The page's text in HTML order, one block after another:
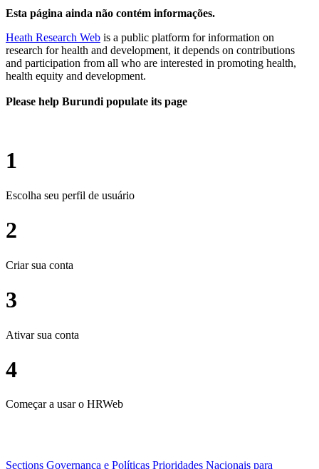
Esta página ainda não contém informações.
Heath Research Web is a public platform for information on
research for health and development, it depends on contributions
and participation from all who are interested in promoting health,
health equity and development.
Please help Burundi populate its page
1
Escolha seu perfil de usuário
2
Criar sua conta
3
Ativar sua conta
4
Começar a usar o HRWeb
Sections Governança e Políticas Prioridades Nacionais para